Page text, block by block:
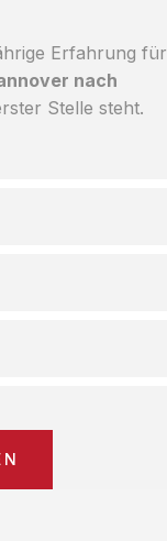
Erfahrung für
nach
Stelle steht.